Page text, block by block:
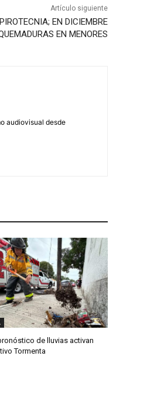
Artículo siguiente
EN DICIEMBRE
EN MENORES
audiovisual desde
de lluvias activan
Tormenta